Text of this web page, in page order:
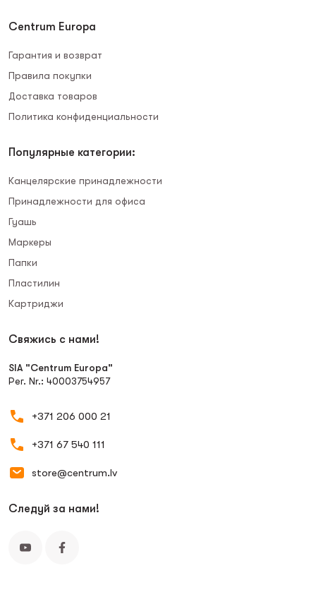
Centrum Europa
Гарантия и возврат
Правила покупки
Доставка товаров
Политика конфиденциальности
Популярные категории:
Канцелярские принадлежности
Принадлежности для офиса
Гуашь
Маркеры
Папки
Пластилин
Картриджи
Свяжись с нами!
SIA "Centrum Europa"
Рег. Nr.: 40003754957
+371 206 000 21
+371 67 540 111
store@centrum.lv
Следуй за нами!